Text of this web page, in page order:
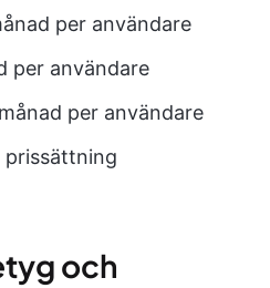
per användare
per användare
per användare
prissättning
och